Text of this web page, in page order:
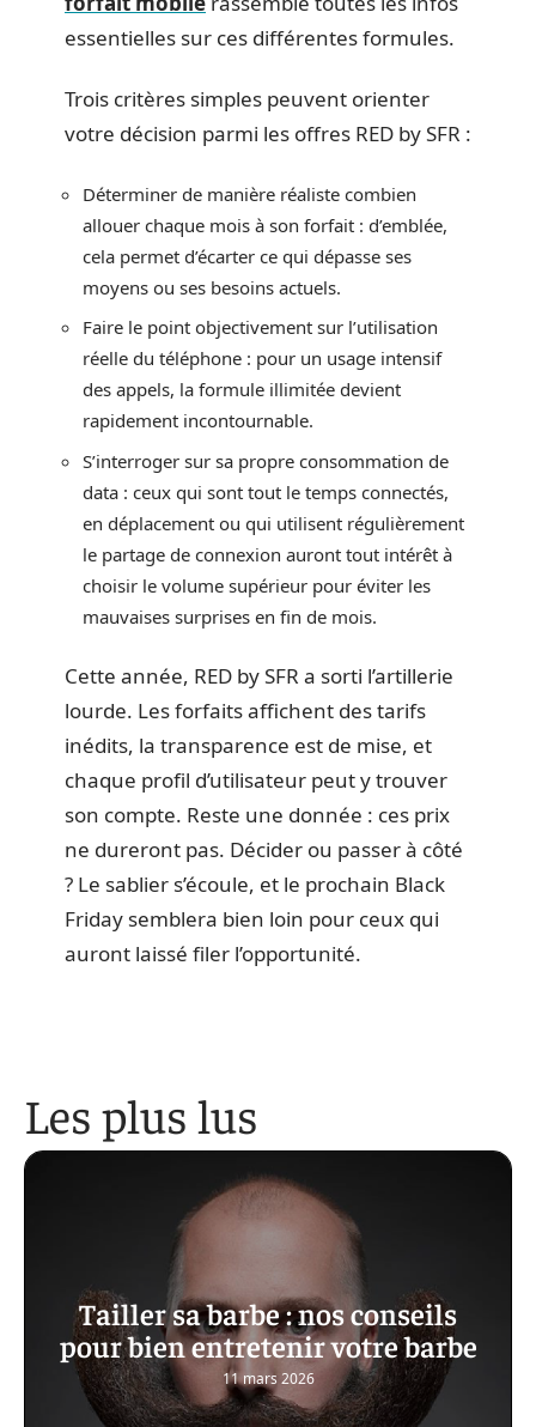
essentielles sur ces différentes formules.
Trois critères simples peuvent orienter
votre décision parmi les offres RED by SFR :
Déterminer de manière réaliste combien
allouer chaque mois à son forfait : d’emblée,
cela permet d’écarter ce qui dépasse ses
moyens ou ses besoins actuels.
Faire le point objectivement sur l’utilisation
réelle du téléphone : pour un usage intensif
des appels, la formule illimitée devient
rapidement incontournable.
S’interroger sur sa propre consommation de
data : ceux qui sont tout le temps connectés,
en déplacement ou qui utilisent régulièrement
le partage de connexion auront tout intérêt à
choisir le volume supérieur pour éviter les
mauvaises surprises en fin de mois.
Cette année, RED by SFR a sorti l’artillerie
lourde. Les forfaits affichent des tarifs
inédits, la transparence est de mise, et
chaque profil d’utilisateur peut y trouver
son compte. Reste une donnée : ces prix
ne dureront pas. Décider ou passer à côté
? Le sablier s’écoule, et le prochain Black
Friday semblera bien loin pour ceux qui
auront laissé filer l’opportunité.
Les plus lus
Tailler sa barbe : nos conseils
pour bien entretenir votre barbe
11 mars 2026